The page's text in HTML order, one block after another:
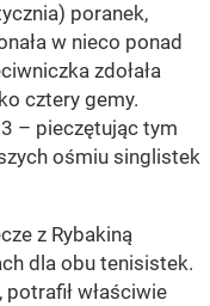
poranek,
w nieco ponad
zdołała
cztery gemy.
– pieczętując tym
ośmiu singlistek
z Rybakiną
dla obu tenisistek.
właściwie